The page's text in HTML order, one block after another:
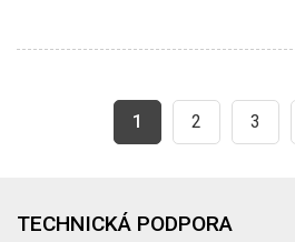
1 2 3
TECHNICKÁ PODPORA